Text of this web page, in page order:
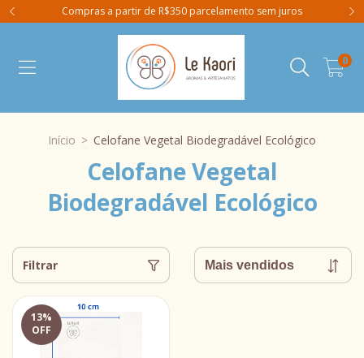
Compras a partir de R$350 parcelamento sem juros
0
Início > Celofane Vegetal Biodegradável Ecológico
Celofane Vegetal
Biodegradável Ecológico
Filtrar
13%
OFF